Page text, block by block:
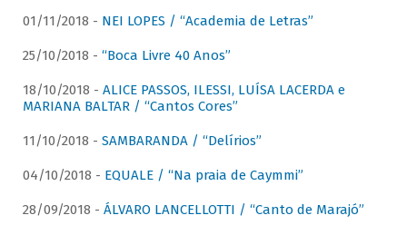
01/11/2018 - NEI LOPES / “Academia de Letras”
25/10/2018 - “Boca Livre 40 Anos”
18/10/2018 - ALICE PASSOS, ILESSI, LUÍSA LACERDA e
MARIANA BALTAR / “Cantos Cores”
11/10/2018 - SAMBARANDA / “Delírios”
04/10/2018 - EQUALE / “Na praia de Caymmi”
28/09/2018 - ÁLVARO LANCELLOTTI / “Canto de Marajó”